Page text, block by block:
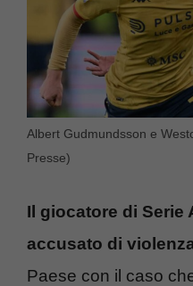
Albert Gudmundsson e
Presse)
Il giocatore di Serie
accusato di
Paese con il caso